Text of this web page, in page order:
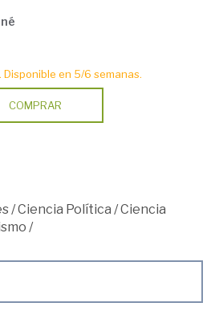
Disponible en 5/6 semanas.
COMPRAR
/Ciencia Política /Ciencia
/